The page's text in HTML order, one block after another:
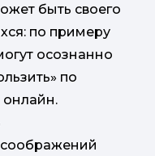
быть своего
по примеру
осознанно
по
онлайн.